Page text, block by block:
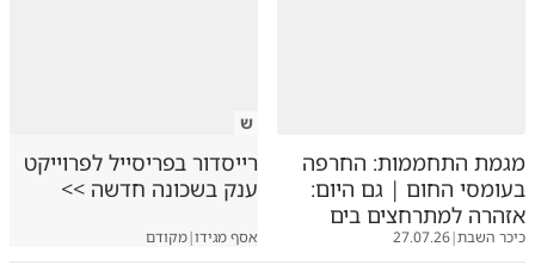
מגמת התחממות: החרפה
בעומסי החום | גם היום:
אזהרה למתרחצים בים
כיכר השבת|
27.07.26
ש
רייסדור בפריסייל לפרוייקט
ענק בשכונה חדשה >>
אסף מגידו|מקודם